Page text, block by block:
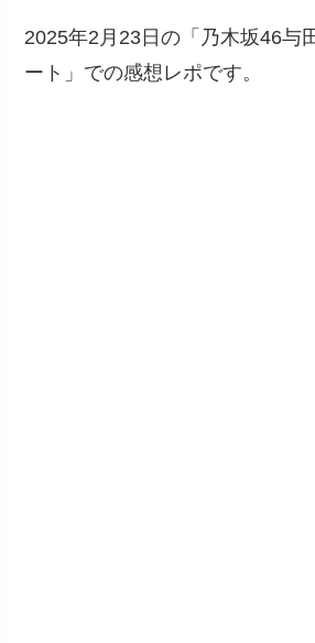
2025年2月23日の「乃木坂46与
ート」での感想レポです。